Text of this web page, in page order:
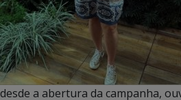
desde a abertura da campanha,